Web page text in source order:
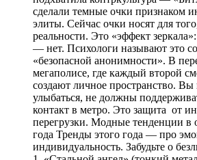
сделали темные очки признаком
элиты. Сейчас очки носят для
реальности. Это «эффект
— нет. Психологи называют это
«безопасной анонимности». В
мегаполисе, где каждый второй
создают личное пространство.
улыбаться, не должны
контакт в метро. Это защита от
перегрузки. Модные тенденции в
года Тренды этого года — про
индивидуальность. Забудьте о